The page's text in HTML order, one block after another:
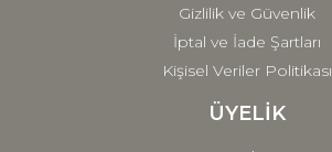
Gizlilik ve Güvenlik
İptal ve İade Şartları
Kişisel Veriler Politikası
ÜYELİK